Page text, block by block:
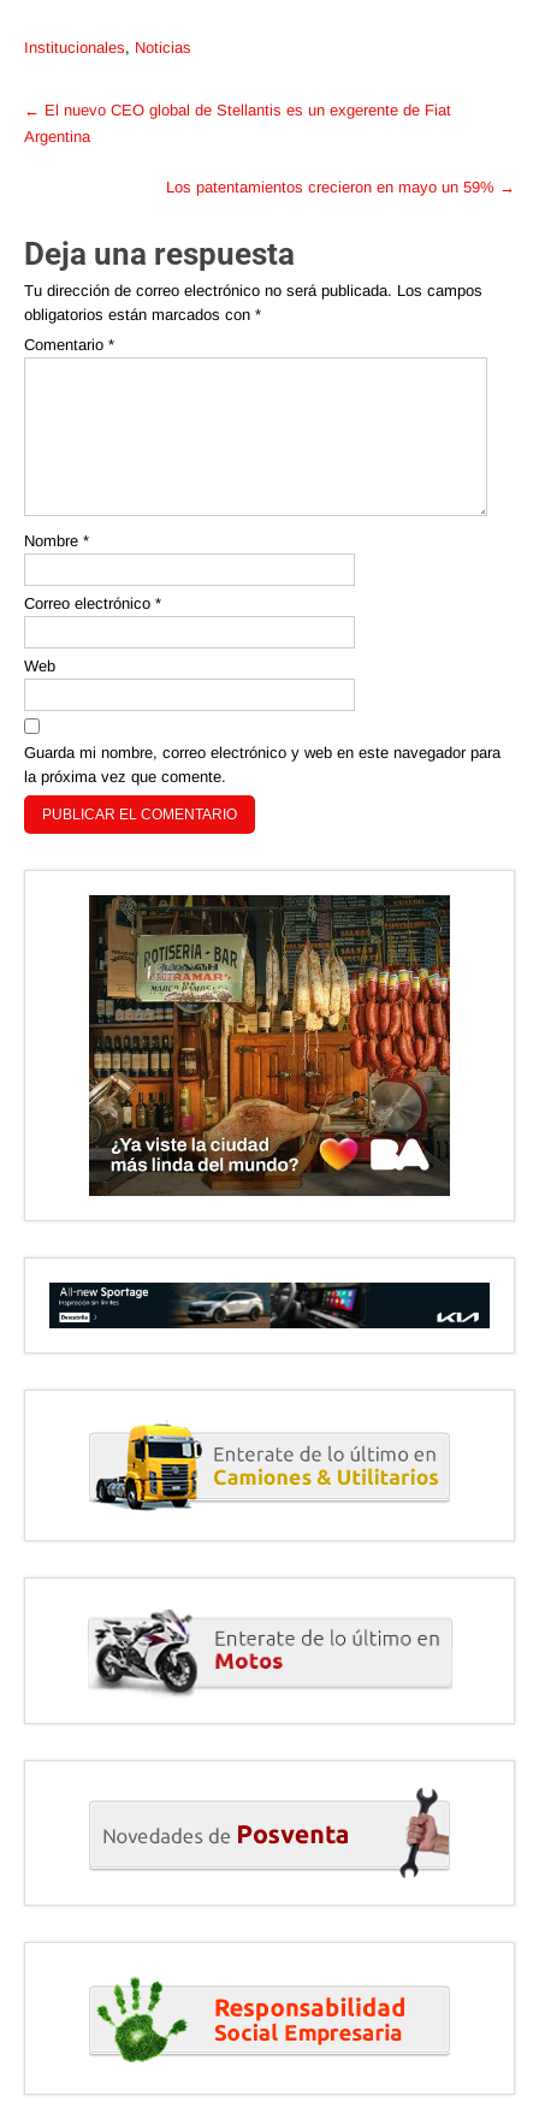
Institucionales, Noticias
Post
navigation
← El nuevo CEO global de Stellantis es un exgerente de Fiat
Argentina
Los patentamientos crecieron en mayo un 59% →
Deja una respuesta
Tu dirección de correo electrónico no será publicada. Los campos
obligatorios están marcados con *
Comentario *
Nombre *
Correo electrónico *
Web
Guarda mi nombre, correo electrónico y web en este navegador para
la próxima vez que comente.